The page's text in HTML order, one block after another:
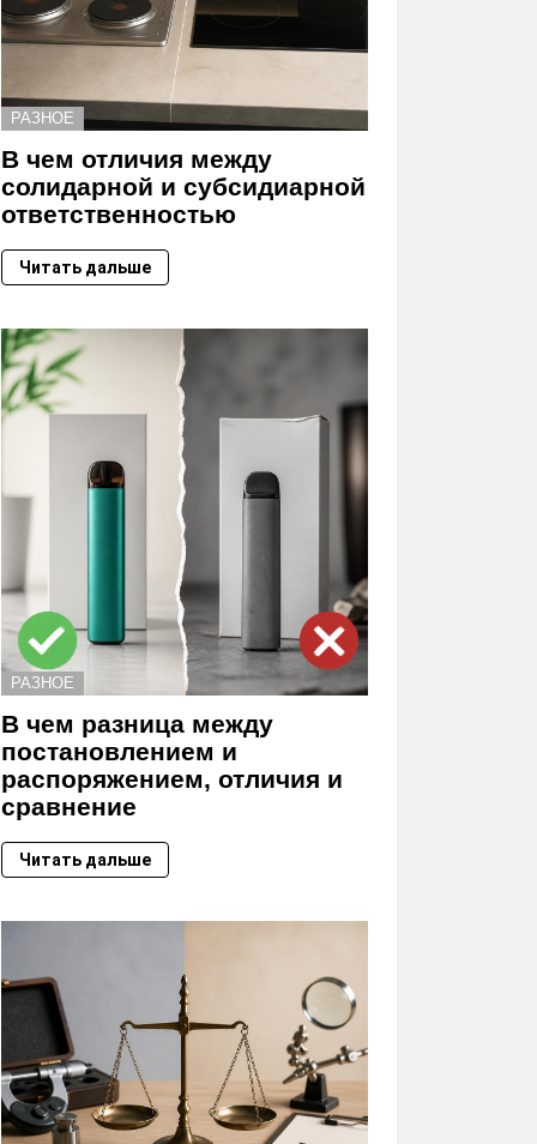
РАЗНОЕ
В чем отличия между
солидарной и субсидиарной
ответственностью
Читать дальше
РАЗНОЕ
В чем разница между
постановлением и
распоряжением, отличия и
сравнение
Читать дальше